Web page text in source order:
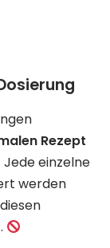
Rezept
einzelne
werden